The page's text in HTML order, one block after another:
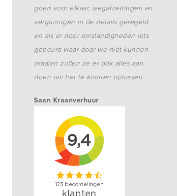
goed voor elkaar, wegafzettingen en
verguningen in de details geregeld.
en als er door omstandigheden iets
gebeurd waar door we niet kunnen
draaien zullen ze er ook alles aan
doen om het te kunnen oplossen.
Saan Kraanverhuur